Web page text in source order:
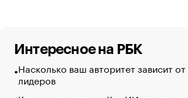
Интересное на РБК
Насколько ваш авторитет зависит
лидеров